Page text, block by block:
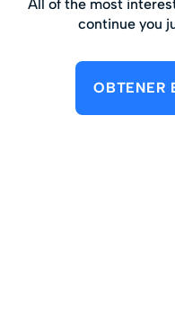
All of the most
continue you
OBTENER